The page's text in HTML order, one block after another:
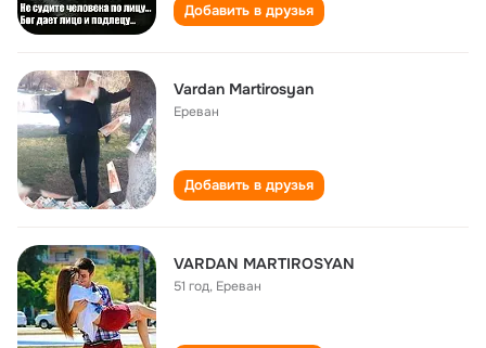
Добавить в друзья
Vardan Martirosyan
Ереван
Добавить в друзья
VARDAN MARTIROSYAN
51 год, Ереван